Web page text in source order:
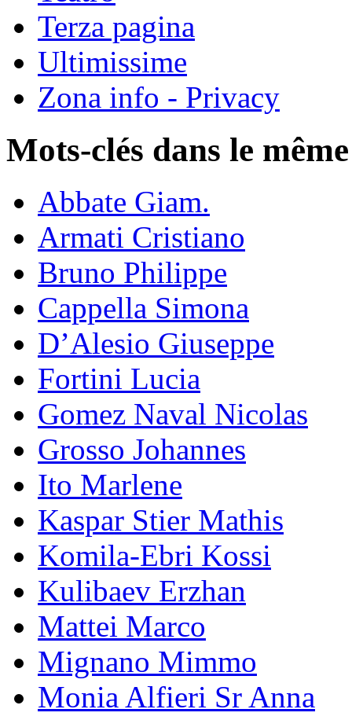
Terza pagina
Ultimissime
Zona info - Privacy
Mots-clés dans le
Abbate Giam.
Armati Cristiano
Bruno Philippe
Cappella Simona
D’Alesio Giuseppe
Fortini Lucia
Gomez Naval Nicolas
Grosso Johannes
Ito Marlene
Kaspar Stier Mathis
Komila-Ebri Kossi
Kulibaev Erzhan
Mattei Marco
Mignano Mimmo
Monia Alfieri Sr Anna